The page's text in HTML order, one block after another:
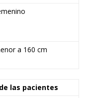
a 160 cm
las pacientes